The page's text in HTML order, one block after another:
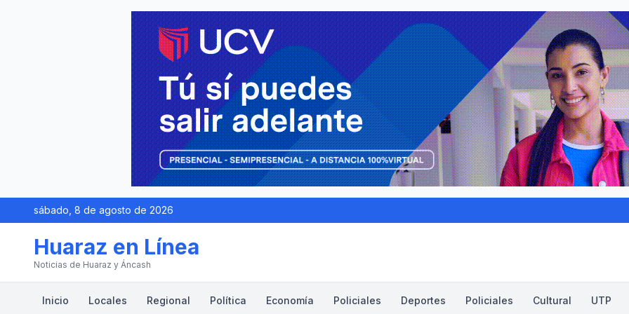
sábado, 8 de agosto de 2026
Huaraz en Línea
Noticias de Huaraz y Áncash
Inicio Locales Regional Política Economía Policiales Deportes Policiales Cultural UTP